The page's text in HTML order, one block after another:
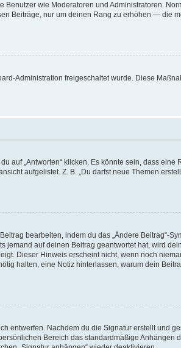
wie Moderatoren und Administratoren.
Beiträge, nur um deinen Rang zu erhöhen — die
Administration freigeschaltet wurde. Diese
auf „Antworten“ klicken. Es könnte sein, dass eine
aufgelistet. Z. B. „Du darfst neue Themen
bearbeiten, indem du das „Ändere Beitrag“-
jemand auf deinen Beitrag geantwortet hat, wird
Dieser Hinweis erscheint nicht, wenn noch
halten, eine Notiz hinterlassen, warum dein
entwerfen. Nachdem du die Signatur erstellt und
Bereich das standardmäßige Anhängen